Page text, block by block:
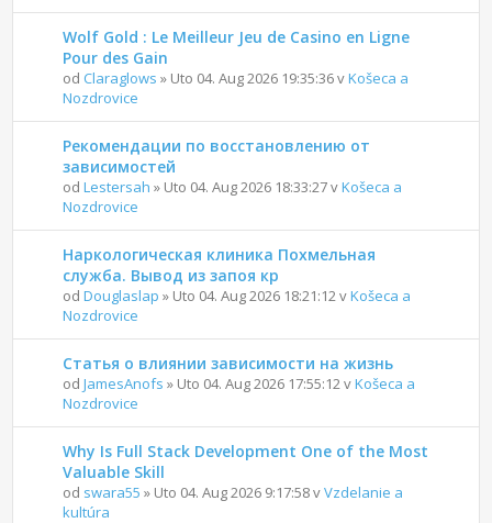
Wolf Gold : Le Meilleur Jeu de Casino en Ligne
Pour des Gain
od Claraglows » Uto 04. Aug 2026 19:35:36 vKošeca a
Nozdrovice
Рекомендации по восстановлению от
зависимостей
odLestersah » Uto 04. Aug 2026 18:33:27 vKošeca a
Nozdrovice
Наркологическая клиника Похмельная
служба. Вывод из запоя кр
odDouglaslap » Uto 04. Aug 2026 18:21:12 vKošeca a
Nozdrovice
Статья о влиянии зависимости на жизнь
odJamesAnofs » Uto 04. Aug 2026 17:55:12 vKošeca a
Nozdrovice
Why Is Full Stack Development One of the Most
Valuable Skill
od swara55 » Uto 04. Aug 2026 9:17:58 vVzdelanie a
kultúra